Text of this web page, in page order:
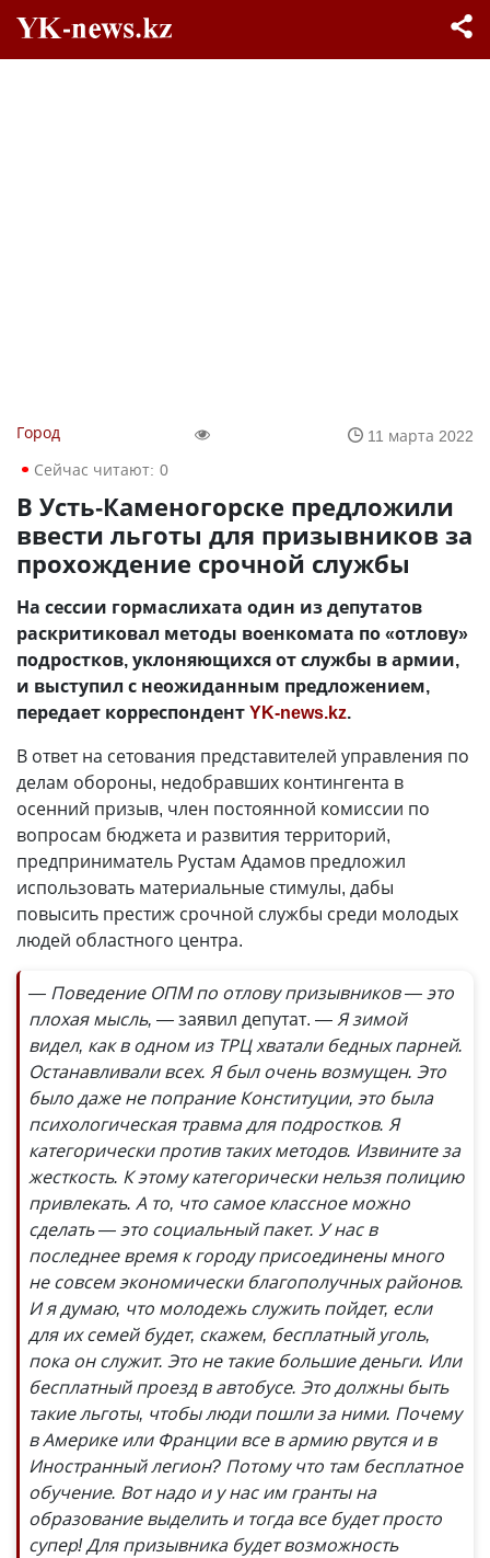
Город
11 марта 2022
Сейчас читают: 0
В Усть-Каменогорске предложили
ввести льготы для призывников за
прохождение срочной службы
На сессии гормаслихата один из депутатов
раскритиковал методы военкомата по «отлову»
подростков, уклоняющихся от службы в армии,
и выступил с неожиданным предложением,
передает корреспондентYK-news.kz.
В ответ на сетования представителей управления по
делам обороны, недобравших контингента в
осенний призыв, член постоянной комиссии по
вопросам бюджета и развития территорий,
предприниматель Рустам Адамов предложил
использовать материальные стимулы, дабы
повысить престиж срочной службы среди молодых
людей областного центра.
— Поведение ОПМ по отлову призывников — это
плохая мысль, —заявил депутат. —Я зимой
видел, как в одном из ТРЦ хватали бедных парней.
Останавливали всех. Я был очень возмущен. Это
было даже не попрание Конституции, это была
психологическая травма для подростков. Я
категорически против таких методов. Извините за
жесткость. К этому категорически нельзя полицию
привлекать. А то, что самое классное можно
сделать — это социальный пакет. У нас в
последнее время к городу присоединены много
не совсем экономически благополучных районов.
И я думаю, что молодежь служить пойдет, если
для их семей будет, скажем, бесплатный уголь,
пока он служит. Это не такие большие деньги. Или
бесплатный проезд в автобусе. Это должны быть
такие льготы, чтобы люди пошли за ними. Почему
в Америке или Франции все в армию рвутся и в
Иностранный легион? Потому что там бесплатное
обучение. Вот надо и у нас им гранты на
образование выделить и тогда все будет просто
супер! Для призывника будет возможность